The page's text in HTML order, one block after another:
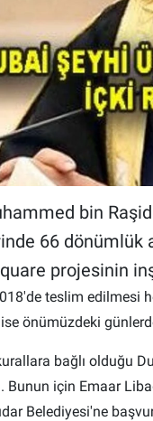
bin
66 dönümlük
projesinin
teslim edilmesi
önümüzdeki
kurallara bağlı olduğu
için Emaar
Belediyesi'ne